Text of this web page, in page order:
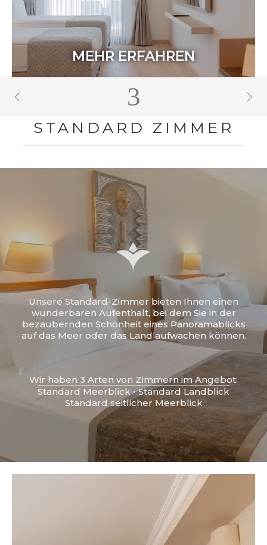
MEHR ERFAHREN
4
STANDARD ZIMMER
Unsere Standard-Zimmer bieten Ihnen einen
wunderbaren Aufenthalt, bei dem Sie in der
bezaubernden Schönheit eines Panoramablicks
auf das Meer oder das Land aufwachen können.
Wir haben 3 Arten von Zimmern im Angebot:
Standard Meerblick • Standard Landblick
Standard seitlicher Meerblick